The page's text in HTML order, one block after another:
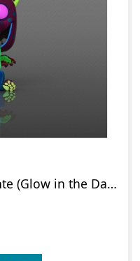
Figurine POP Alebrije Dante (Glow in the Dark)